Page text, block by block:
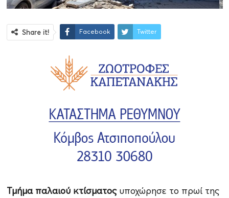
Share it! Facebook Twitter
Τμήμα παλαιού κτίσματοςυποχώρησε το πρωί της